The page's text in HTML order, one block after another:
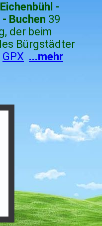
-
Buchen 39
der beim
Bürgstädter
GPX ...mehr